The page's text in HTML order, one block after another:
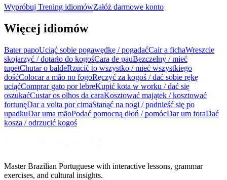
Wypróbuj Trening idiomówZałóż darmowe konto
Więcej idiomów
Bater papoUciąć sobie pogawędkę / pogadaćCair a fichaWreszcie
skojarzyć / dotarło do kogośCara de pauBezczelny / mieć
tupetChutar o baldeRzucić to wszystko / mieć wszystkiego
dośćColocar a mão no fogoRęczyć za kogoś / dać sobie rękę
uciąćComprar gato por lebreKupić kota w worku / dać się
oszukaćCustar os olhos da caraKosztować majątek / kosztować
fortunęDar a volta por cimaStanąć na nogi / podnieść się po
upadkuDar uma mãoPodać pomocną dłoń / pomócDar um foraDać
kosza / odrzucić kogoś
Master Brazilian Portuguese with interactive lessons, grammar
exercises, and cultural insights.